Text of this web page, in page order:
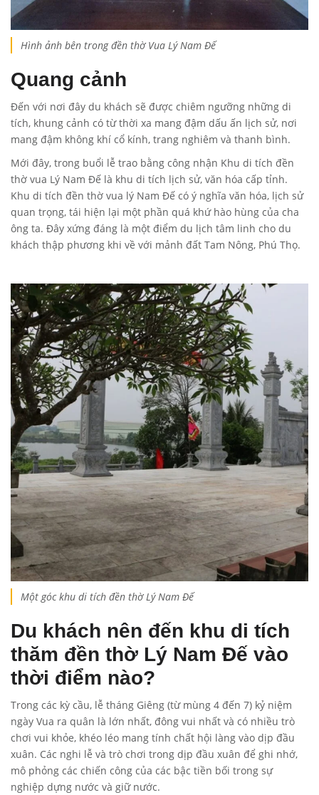
Hình ảnh bên trong đền thờ Vua Lý Nam Đế
Quang cảnh
Đến với nơi đây du khách sẽ được chiêm ngưỡng những di
tích, khung cảnh có từ thời xa mang đậm dấu ấn lịch sử, nơi
mang đậm không khí cổ kính, trang nghiêm và thanh bình.
Mới đây, trong buổi lễ trao bằng công nhận Khu di tích đền
thờ vua Lý Nam Đế là khu di tích lịch sử, văn hóa cấp tỉnh.
Khu di tích đền thờ vua lý Nam Đế có ý nghĩa văn hóa, lịch sử
quan trọng, tái hiện lại một phần quá khứ hào hùng của cha
ông ta. Đây xứng đáng là một điểm du lịch tâm linh cho du
khách thập phương khi về với mảnh đất Tam Nông, Phú Thọ.
Một góc khu di tích đền thờ Lý Nam Đế
Du khách nên đến khu di tích
thăm đền thờ Lý Nam Đế vào
thời điểm nào?
Trong các kỳ cầu, lễ tháng Giêng (từ mùng 4 đến 7) kỷ niệm
ngày Vua ra quân là lớn nhất, đông vui nhất và có nhiều trò
chơi vui khỏe, khéo léo mang tính chất hội làng vào dịp đầu
xuân. Các nghi lễ và trò chơi trong dịp đầu xuân để ghi nhớ,
mô phỏng các chiến công của các bậc tiền bối trong sự
nghiệp dựng nước và giữ nước.